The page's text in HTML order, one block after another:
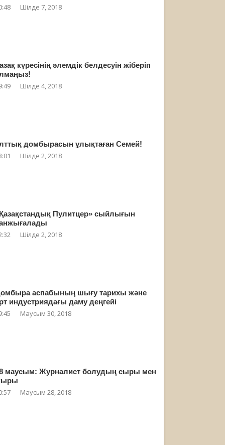
Шілде 7, 2018
күресінің әлемдік белдесуін жіберіп
Шілде 4, 2018
домбырасын ұлықтаған Семей!
Шілде 2, 2018
Пулитцер» сыйлығын
Шілде 2, 2018
аспабының шығу тарихы және
индустриядағы даму деңгейі
Маусым 30, 2018
маусым: Журналист болудың сыры мен
Маусым 28, 2018